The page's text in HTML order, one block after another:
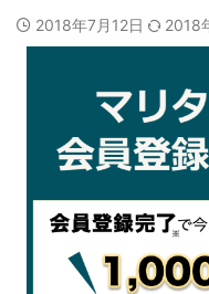
2018年7月12日 2018